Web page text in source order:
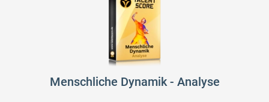
Menschliche Dynamik - Analyse